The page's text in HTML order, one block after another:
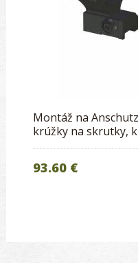
Montáž na
krúžky na skrutky,
93.60 €